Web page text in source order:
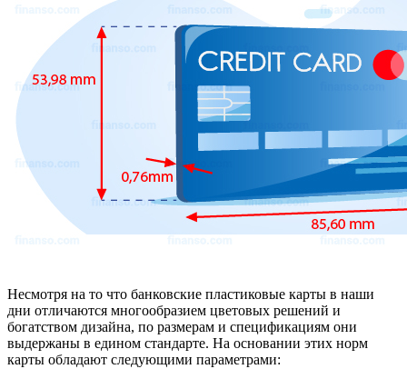
Несмотря на то что банковские пластиковые карты в наши
дни отличаются многообразием цветовых решений и
богатством дизайна, по размерам и спецификациям они
выдержаны в едином стандарте. На основании этих норм
карты обладают следующими параметрами: